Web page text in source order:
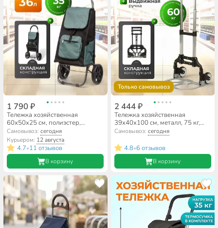
1 790 ₽
Тележка хозяйственная
60х50х25 см, полиэстер,
пластик, металл, 35 л, зеленая, с
сумкой, складная, A150010
Самовывоз:сегодня
Курьером: 12 августа
4.7•11 отзывов
В корзину
Только самовывоз
2 444 ₽
Тележка хозяйственная
39х40х100 см, металл, 75 кг,
складная, A150021
Самовывоз: сегодня
4.8•6 отзывов
В корзину